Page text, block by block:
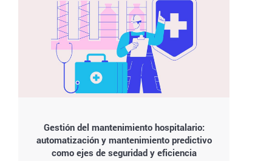
Gestión del mantenimiento hospitalario:
automatización y mantenimiento predictivo
como ejes de seguridad y eficiencia